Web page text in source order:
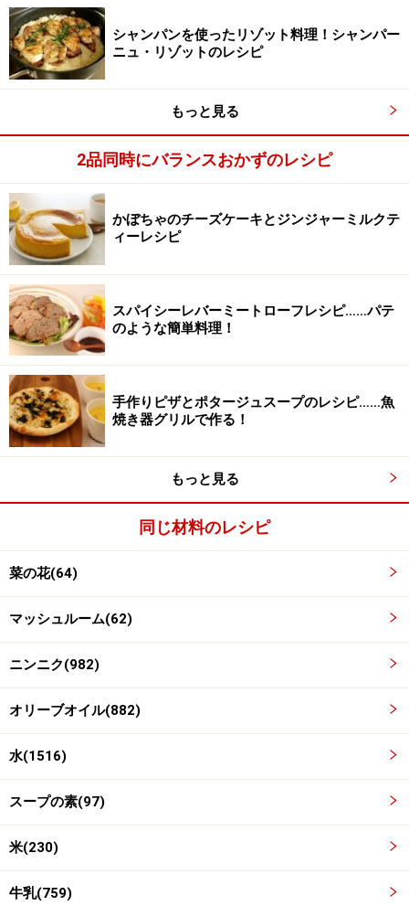
2
冷水にとって花の部分をバラバラにしないように食べや
すい長さに切る。
シャンパンを使ったリゾット料理！シャンパー
ニュ・リゾットのレシピ
もっと見る
2品同時にバランスおかずのレシピ
かぼちゃのチーズケーキとジンジャーミルクテ
ィーレシピ
スパイシーレバーミートローフレシピ……パテ
のような簡単料理！
手作りピザとポタージュスープのレシピ……魚
焼き器グリルで作る！
もっと見る
同じ材料のレシピ
菜の花(64)
マッシュルーム(62)
ニンニク(982)
オリーブオイル(882)
水(1516)
スープの素(97)
米(230)
牛乳(759)